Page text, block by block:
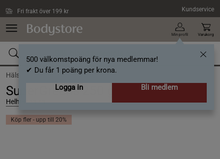
Fri frakt över 199 kr Kundservice
Min profil
500 välkomstpoäng för nya medlemmar!
✔ Du får 1 poäng per krona.
Logga in
Bli medlem
Varukorg
Hälsa / Superfood /Greens
SuperGreens 250 g
Helhetshälsa
Köp fler - upp till 20%